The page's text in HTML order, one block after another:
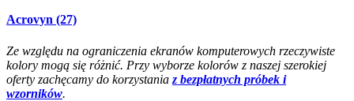
Acrovyn (27)
Ze względu na ograniczenia ekranów komputerowych rzeczywiste
kolory mogą się różnić. Przy wyborze kolorów z naszej szerokiej
oferty zachęcamy do korzystania z bezpłatnych próbek i
wzorników.